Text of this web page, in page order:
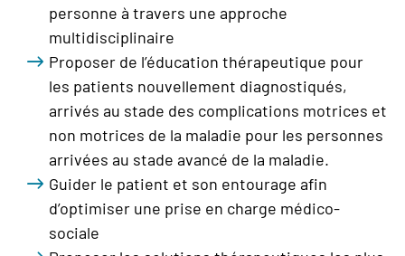
personne à travers une approche
multidisciplinaire
Proposer de l’éducation thérapeutique pour
les patients nouvellement diagnostiqués,
arrivés au stade des complications motrices et
non motrices de la maladie pour les personnes
arrivées au stade avancé de la maladie.
Guider le patient et son entourage afin
d’optimiser une prise en charge médico-
sociale